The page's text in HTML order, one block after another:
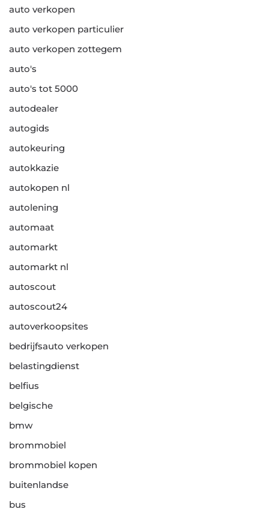
auto verkopen
auto verkopen particulier
auto verkopen zottegem
auto's
auto's tot 5000
autodealer
autogids
autokeuring
autokkazie
autokopen nl
autolening
automaat
automarkt
automarkt nl
autoscout
autoscout24
autoverkoopsites
bedrijfsauto verkopen
belastingdienst
belfius
belgische
bmw
brommobiel
brommobiel kopen
buitenlandse
bus